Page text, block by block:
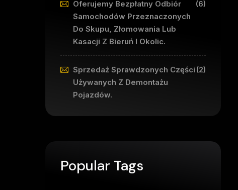
Oferujemy Bezpłatny Odbiór
Samochodów Przeznaczonych
Do Skupu, Złomowania Lub
Kasacji Z Bieruń I Okolic.
(6)
Sprzedaż Sprawdzonych Części
Używanych Z Demontażu
Pojazdów.
(2)
Popular Tags